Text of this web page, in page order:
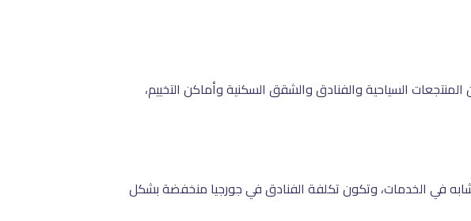
السياحية والفنادق والشقق السكنية وأماكن التخييم،
في الخدمات، وتكون تكلفة الفنادق في جورجيا منخفضة بشكل